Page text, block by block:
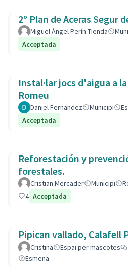
2º Plan de Aceras Segur
Miguel Ángel Perín Tienda
Acceptada
Instal·lar jocs d'aigua a
Romeu
Daniel Fernandez Municipi
Acceptada
Reforestación y
forestales.
Cristian Mercader Municipi
4 Acceptada
Pipican
Cristina Espai per mascotes
Esmena